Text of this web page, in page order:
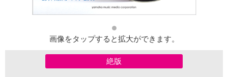
画像をタップすると拡大ができます。
絶版